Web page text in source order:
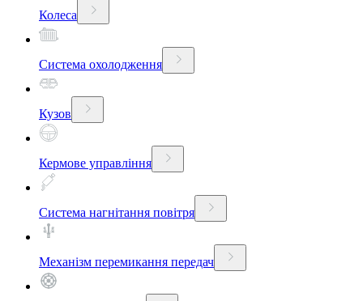
Колеса
Система охолодження
Кузов
Кермове управління
Система нагнітання повітря
Механізм перемикання передач